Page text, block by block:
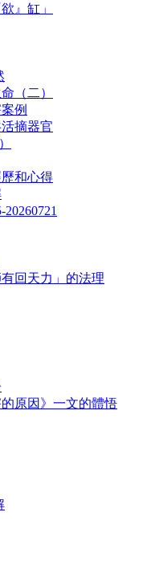
』缸」
（二）
例
摘器官
和心得
回天力」的法理
原因》一文的體悟